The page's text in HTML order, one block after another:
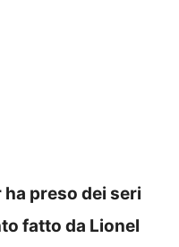
ha preso dei seri
fatto da Lionel